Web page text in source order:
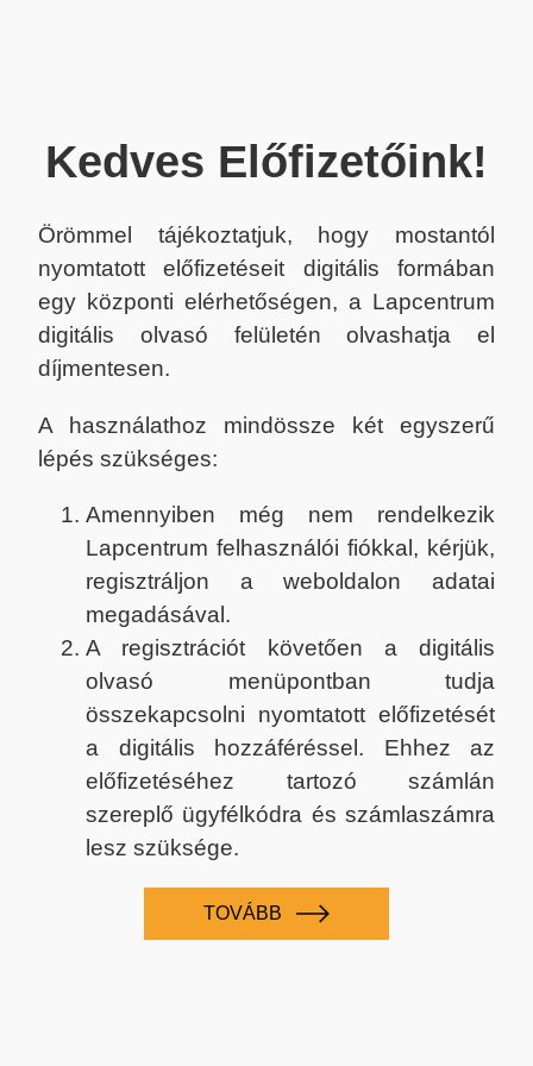
Kedves Előfizetőink!
Örömmel tájékoztatjuk, hogy mostantól
nyomtatott előfizetéseit digitális formában
egy központi elérhetőségen, a Lapcentrum
digitális olvasó felületén olvashatja el
díjmentesen.
A használathoz mindössze két egyszerű
lépés szükséges:
Amennyiben még nem rendelkezik
Lapcentrum felhasználói fiókkal, kérjük,
regisztráljon a weboldalon adatai
megadásával.
A regisztrációt követően a digitális
olvasó menüpontban tudja
összekapcsolni nyomtatott előfizetését
a digitális hozzáféréssel. Ehhez az
előfizetéséhez tartozó számlán
szereplő ügyfélkódra és számlaszámra
lesz szüksége.
TOVÁBB